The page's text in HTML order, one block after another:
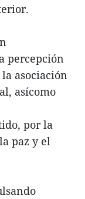
percepción
asociación
asícomo
por la
paz y el